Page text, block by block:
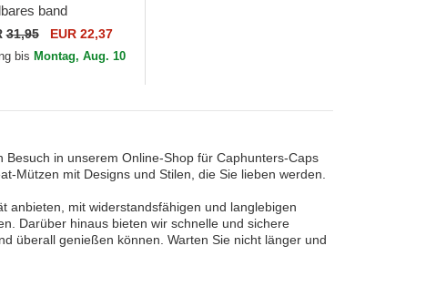
band
Draft Edition
Miami Heat NBA
31,95 EUR 22,37
bis Montag, Aug. 10
in unserem Online-Shop für Caphunters-Caps
Mützen mit Designs und Stilen, die Sie lieben werden.
anbieten, mit widerstandsfähigen und langlebigen
Darüber hinaus bieten wir schnelle und sichere
überall genießen können. Warten Sie nicht länger und